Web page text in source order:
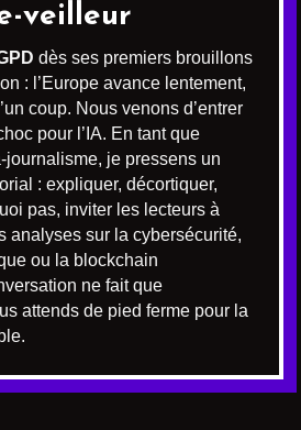
veilleur
dès ses premiers brouillons
: l’Europe avance lentement,
coup. Nous venons d’entrer
pour l’IA. En tant que
journalisme, je pressens un
: expliquer, décortiquer,
pas, inviter les lecteurs à
analyses sur la cybersécurité,
ou la blockchain
ne fait que
attends de pied ferme pour la